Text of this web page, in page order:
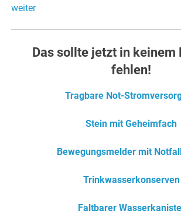
weiter
Das sollte jetzt in keinem
fehlen!
Tragbare Not-
Stein mit Geheimfach
Bewegungsmelder mit
Trinkwasserkonserven
Faltbarer